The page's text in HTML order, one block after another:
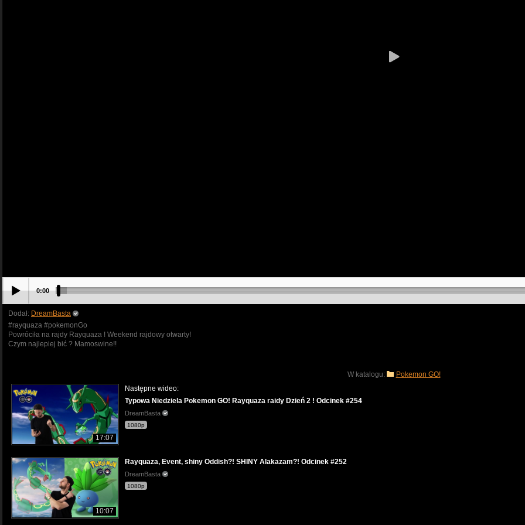
0:00
Dodał: DreamBasta
#rayquaza #pokemonGo
Powróciła na rajdy Rayquaza ! Weekend rajdowy otwarty!
Czym najlepiej bić ? Mamoswine!!
W katalogu: Pokemon GO!
17:07
Następne wideo:
Typowa Niedziela Pokemon GO! Rayquaza raidy Dzień 2 ! Odcinek #254
DreamBasta
1080p
10:07
Rayquaza, Event, shiny Oddish?! SHINY Alakazam?! Odcinek #252
DreamBasta
1080p